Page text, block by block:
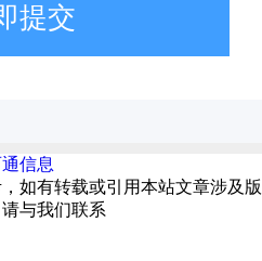
提交
信息
如有转载或引用本站文章涉及版
与我们联系